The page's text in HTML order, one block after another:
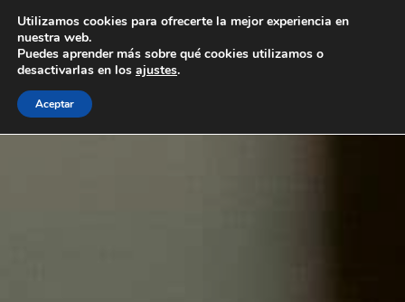
contenido
Utilizamos cookies para ofrecerte la mejor experiencia en
nuestra web.
Puedes aprender más sobre qué cookies utilizamos o
desactivarlas en los ajustes.
Aceptar